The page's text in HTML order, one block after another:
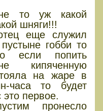
то уж какой
шняги!!!
еще служил
гобби то
если попить
кипяченную
на жаре в
часа то будет
это первое.
пронесло